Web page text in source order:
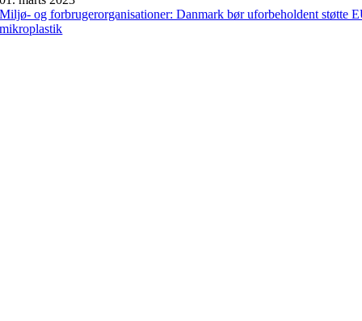
Miljø- og forbrugerorganisationer: Danmark bør uforbeholdent støtte
mikroplastik